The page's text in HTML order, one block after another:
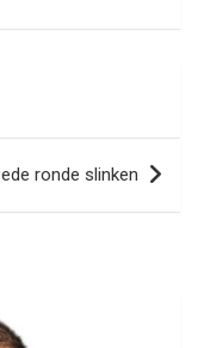
ronde slinken